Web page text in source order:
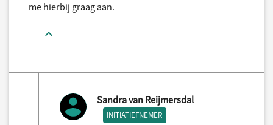
me hierbij graag aan.
Sandra van Reijmersdal
INITIATIEFNEMER